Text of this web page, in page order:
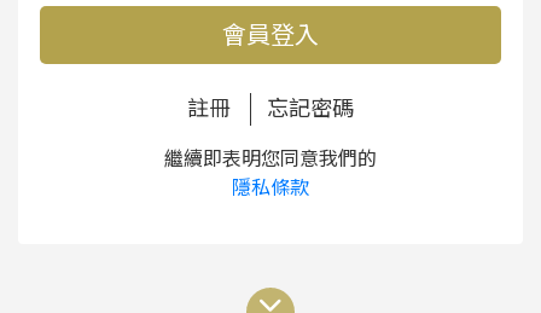
會員登入
註冊 忘記密碼
繼續即表明您同意我們的
隱私條款